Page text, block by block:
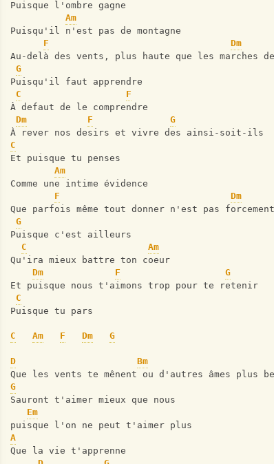
Puisque l'ombre gagne
Am
Puisqu'il n'est pas de montagne
F
Dm
Au-delà des vents, plus haute que les marches
G
Puisqu'il faut apprendre
C
F
À defaut de le comprendre
Dm
F
G
À rever nos desirs et vivre des ainsi-soit-ils
C
Et puisque tu penses
Am
Comme une intime évidence
F
Dm
Que parfois même tout donner n'est pas
G
Puisque c'est ailleurs
C
Am
Qu'ira mieux battre ton coeur
Dm
F
G
Et puisque nous t'aimons trop pour te retenir
C
Puisque tu pars
C Am F Dm G
D
Bm
Que les vents te mênent ou d'autres âmes plus
G
Sauront t'aimer mieux que nous
Em
puisque l'on ne peut t'aimer plus
A
Que la vie t'apprenne